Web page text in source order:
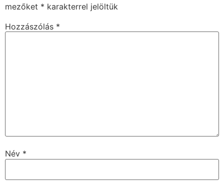
mezőket * karakterrel jelöltük
Hozzászólás *
Név *